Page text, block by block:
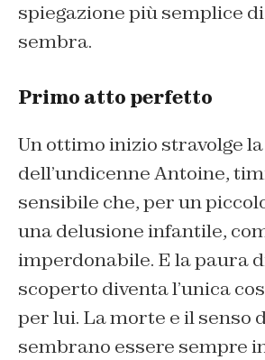
spiegazione più semplice
sembra.
Primo atto perfetto
Un ottimo inizio stravolge
dell’undicenne Antoine,
sensibile che, per un
una delusione infantile,
imperdonabile. E la paura
scoperto diventa l’unica
per lui. La morte e il senso
sembrano essere sempre